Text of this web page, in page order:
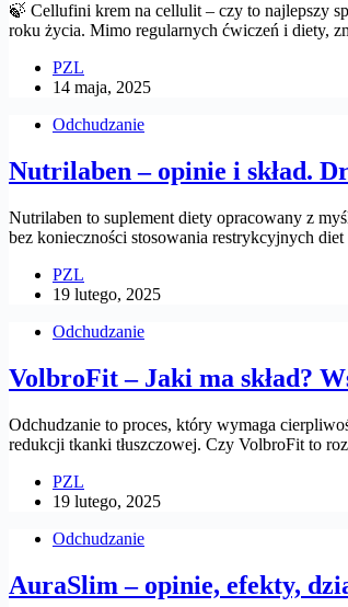
🍃 Cellufini krem na cellulit – czy to najlepszy
roku życia. Mimo regularnych ćwiczeń i diety,
PZL
14 maja, 2025
Odchudzanie
Nutrilaben – opinie i skład.
Nutrilaben to suplement diety opracowany z
bez konieczności stosowania restrykcyjnych
PZL
19 lutego, 2025
Odchudzanie
VolbroFit – Jaki ma skład?
Odchudzanie to proces, który wymaga
redukcji tkanki tłuszczowej. Czy VolbroFit to
PZL
19 lutego, 2025
Odchudzanie
AuraSlim – opinie, efekty,